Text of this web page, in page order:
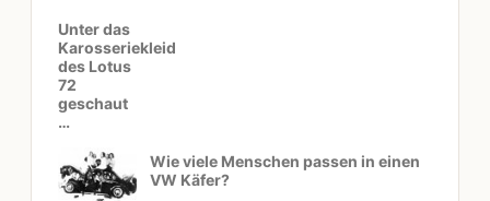
Unter das
Karosseriekleid
des Lotus
72
geschaut
…
Wie viele Menschen passen in einen
VW Käfer?